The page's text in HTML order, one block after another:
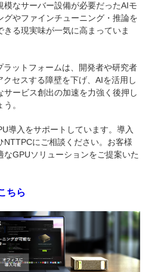
模なサーバー設備が必要だったAIモ
グやファインチューニング・推論を
きる現実味が一気に高まっていま
ラットフォームは、開発者や研究者
セスする障壁を下げ、AIを活用し
サービス創出の加速を力強く後押し
。
導入をサポートしています。導入
NTTPCにご相談ください。お客様
なGPUソリューションをご提案いた
ちら